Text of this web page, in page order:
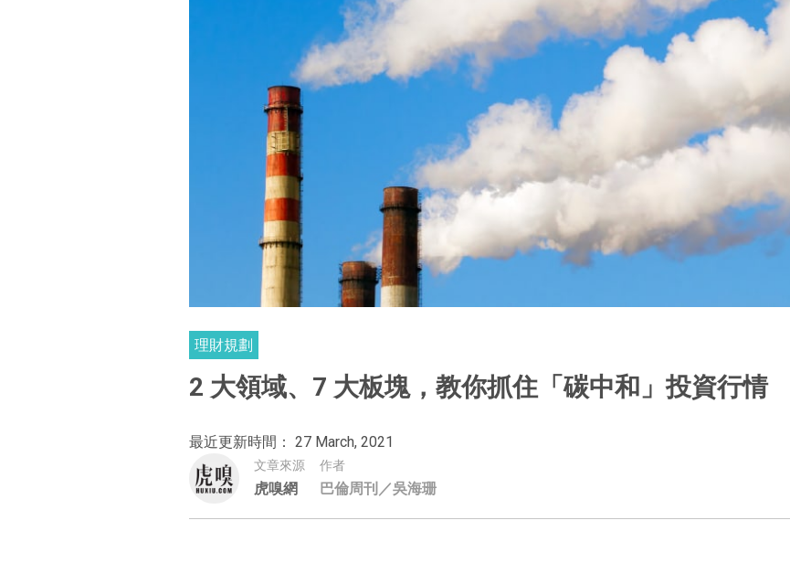
理財規劃
2 大領域、7 大板塊，教你抓住「碳中和」投資行情
最近更新時間： 27 March, 2021
文章來源
虎嗅網
作者
巴倫周刊／吳海珊